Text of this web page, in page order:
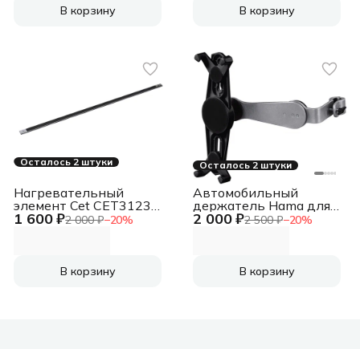
В корзину
E60155/E60165/E60175
В корзину
Осталось 2 штуки
1 600 ₽2 000 ₽−20%
Нагревательный
элемент Cet CET3123
(RM2-5425-Heat; RM1-
В корзину
Осталось 2 штуки
2 000 ₽2 500 ₽−20%
Автомобильный
держатель Hama для
планшетных
В корзину